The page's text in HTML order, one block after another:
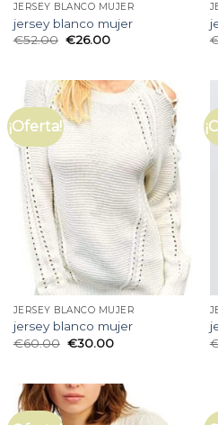
JERSEY BLANCO MUJER
jersey blanco mujer
€52.00 €26.00
¡Oferta!
JERSEY BLANCO MUJER
jersey blanco mujer
€60.00 €30.00